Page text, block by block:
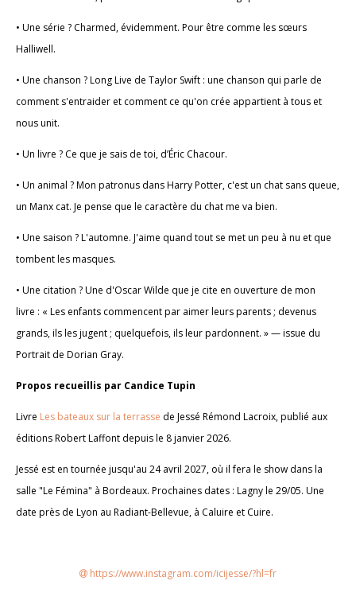
• Une série ? Charmed, évidemment. Pour être comme les sœurs
Halliwell.
• Une chanson ? Long Live de Taylor Swift : une chanson qui parle de
comment s'entraider et comment ce qu'on crée appartient à tous et
nous unit.
• Un livre ? Ce que je sais de toi, d’Éric Chacour.
• Un animal ? Mon patronus dans Harry Potter, c'est un chat sans queue,
un Manx cat. Je pense que le caractère du chat me va bien.
• Une saison ? L'automne. J'aime quand tout se met un peu à nu et que
tombent les masques.
• Une citation ? Une d'Oscar Wilde que je cite en ouverture de mon
livre : « Les enfants commencent par aimer leurs parents ; devenus
grands, ils les jugent ; quelquefois, ils leur pardonnent. » — issue du
Portrait de Dorian Gray.
Propos recueillis par Candice Tupin
Livre Les bateaux sur la terrasse de Jessé Rémond Lacroix, publié aux
éditions Robert Laffont depuis le 8 janvier 2026.
Jessé est en tournée jusqu'au 24 avril 2027, où il fera le show dans la
salle "Le Fémina" à Bordeaux. Prochaines dates : Lagny le 29/05. Une
date près de Lyon au Radiant-Bellevue, à Caluire et Cuire.
https://www.instagram.com/icijesse/?hl=fr